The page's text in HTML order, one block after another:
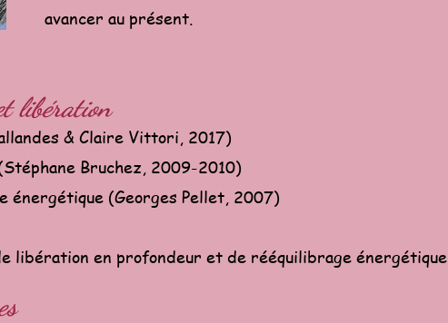
avancer au présent.
libération
& Claire Vittori, 2017)
Bruchez, 2009-2010)
énergétique (Georges Pellet, 2007)
libération en profondeur et de rééquilibrage énergétique.